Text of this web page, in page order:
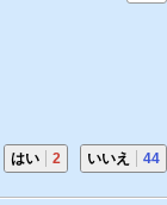
はい 2 いいえ 44